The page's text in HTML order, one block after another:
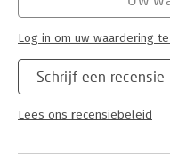
Serie:
Schrijf een recensie
Lees ons recensiebeleid
Log in om uw waardering